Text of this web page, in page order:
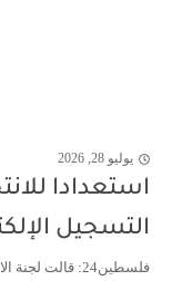
يوليو 28, 2026
استعدادا
التسجيل
فلسطين24: قالت